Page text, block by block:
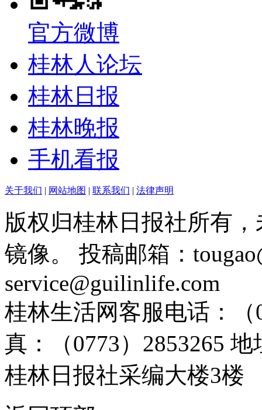
官方微博
桂林人论坛
桂林日报
桂林晚报
手机看报
关于我们 | 网站地图 | 联系我们 | 法律声明
版权归桂林日报社所有
镜像。 投稿邮箱：
service@guilinlife.com
桂林生活网客服电话：（
真：（0773）2853265
桂林日报社采编大楼3楼